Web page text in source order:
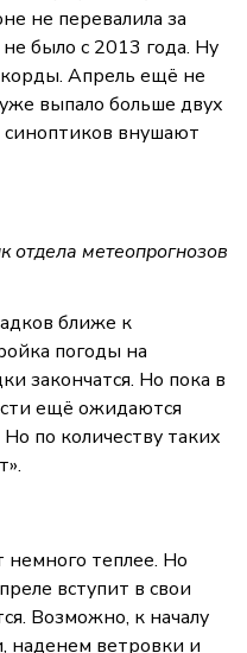
не перевалила за
было с 2013 года. Ну
Апрель ещё не
выпало больше двух
внушают
метеопрогнозов
ближе к
погоды на
закончатся. Но пока в
ещё ожидаются
по количеству таких
теплее. Но
вступит в свои
Возможно, к началу
наденем ветровки и